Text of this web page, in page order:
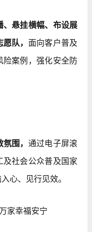
、悬挂横幅、布设展
队， 面向客户普及
险案例，强化安全防
围， 通过电子屏滚
及社会公众普及国家
心、见行见效。
家幸福安宁